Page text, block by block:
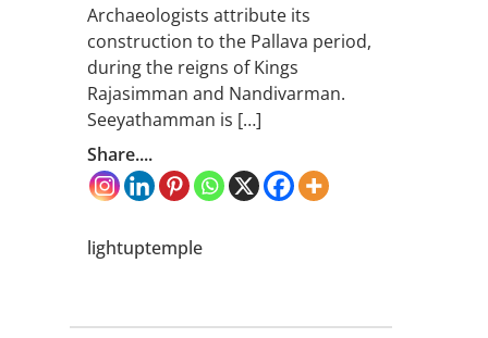
Archaeologists attribute its
construction to the Pallava period,
during the reigns of Kings
Rajasimman and Nandivarman.
Seeyathamman is […]
Share....
lightuptemple